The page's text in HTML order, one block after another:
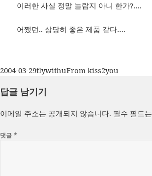
이러한 사실 정말 놀랍지 아니 한가?….
어쨌던.. 상당히 좋은 제품 같다….
작
일
2004-03-29글
이
flywithu카
From kiss2you
답글 남기기
이메일 주소는 공개되지 않습니다. 필수 필드는
댓글*